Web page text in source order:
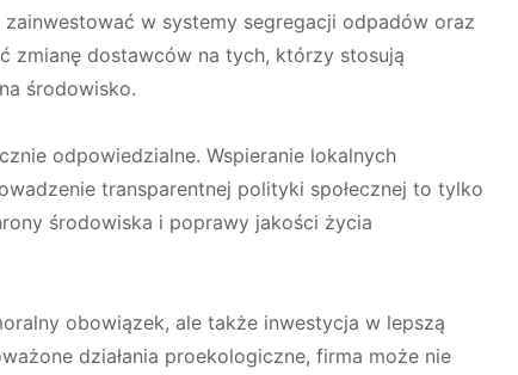
w systemy segregacji odpadów oraz
zmianę dostawców na tych, którzy stosują
środowisko.
odpowiedzialne. Wspieranie lokalnych
transparentnej polityki społecznej to tylko
środowiska i poprawy jakości życia
obowiązek, ale także inwestycja w lepszą
działania proekologiczne, firma może nie